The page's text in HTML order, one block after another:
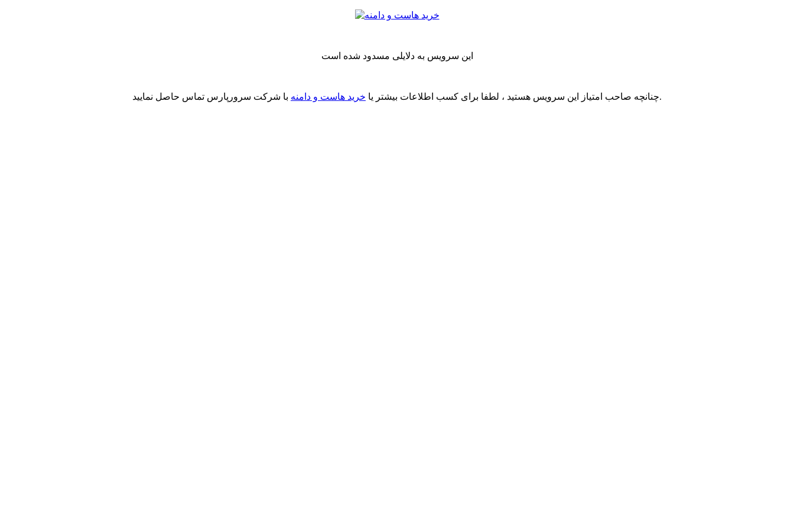
این سرویس به دلایلی مسدود شده است
چنانچه صاحب امتیاز این سرویس هستید ، لطفا برای کسب اطلاعات بیشتر یا خرید هاست و دامنه با شرکت سرورپارس تماس حاصل نمایید.